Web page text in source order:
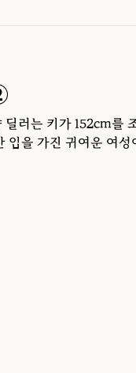
러는 키가 152cm를
입을 가진 귀여운 여성